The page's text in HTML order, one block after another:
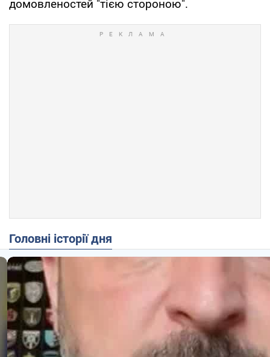
домовленостей "тією стороною".
Головні історії дня